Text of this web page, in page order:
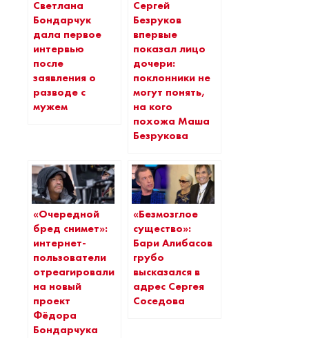
Светлана
Бондарчук
дала первое
интервью
после
заявления о
разводе с
мужем
Сергей
Безруков
впервые
показал лицо
дочери:
поклонники не
могут понять,
на кого
похожа Маша
Безрукова
«Очередной
бред снимет»:
интернет-
пользователи
отреагировали
на новый
проект
Фёдора
Бондарчука
«Безмозглое
существо»:
Бари Алибасов
грубо
высказался в
адрес Сергея
Соседова